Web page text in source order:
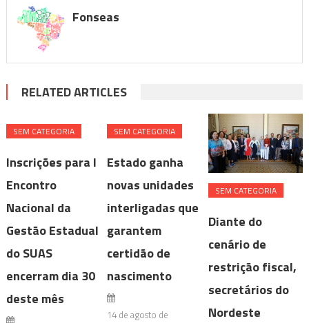
Fonseas
RELATED ARTICLES
SEM CATEGORIA
Inscrições para I
Encontro
Nacional da
Gestão Estadual
do SUAS
encerram dia 30
deste mês
SEM CATEGORIA
Estado ganha
novas unidades
interligadas que
garantem
certidão de
nascimento
14 de agosto de
SEM CATEGORIA
Diante do
cenário de
restrição fiscal,
secretários do
Nordeste